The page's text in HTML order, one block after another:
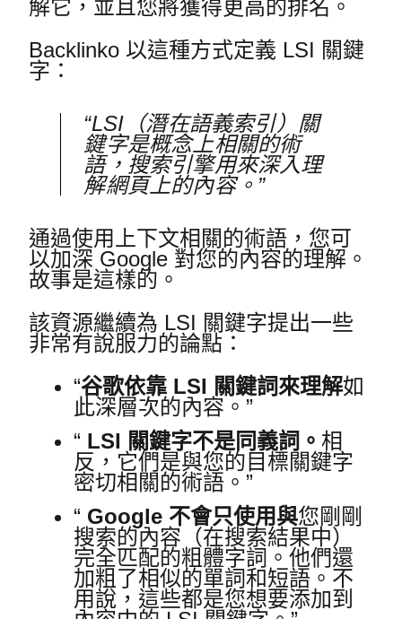
解它，並且您將獲得更高的排名。
Backlinko 以這種方式定義 LSI 關鍵
字：
“LSI（潛在語義索引）關
鍵字是概念上相關的術
語，搜索引擎用來深入理
解網頁上的內容。”
通過使用上下文相關的術語，您可
以加深 Google 對您的內容的理解。
故事是這樣的。
該資源繼續為 LSI 關鍵字提出一些
非常有說服力的論點：
“谷歌依靠 LSI 關鍵詞來理解如
此深層次的內容。”
“ LSI 關鍵字不是同義詞。相
反，它們是與您的目標關鍵字
密切相關的術語。”
“ Google 不會只使用與您剛剛
搜索的內容（在搜索結果中）
完全匹配的粗體字詞。他們還
加粗了相似的單詞和短語。 不
用說，這些都是您想要添加到